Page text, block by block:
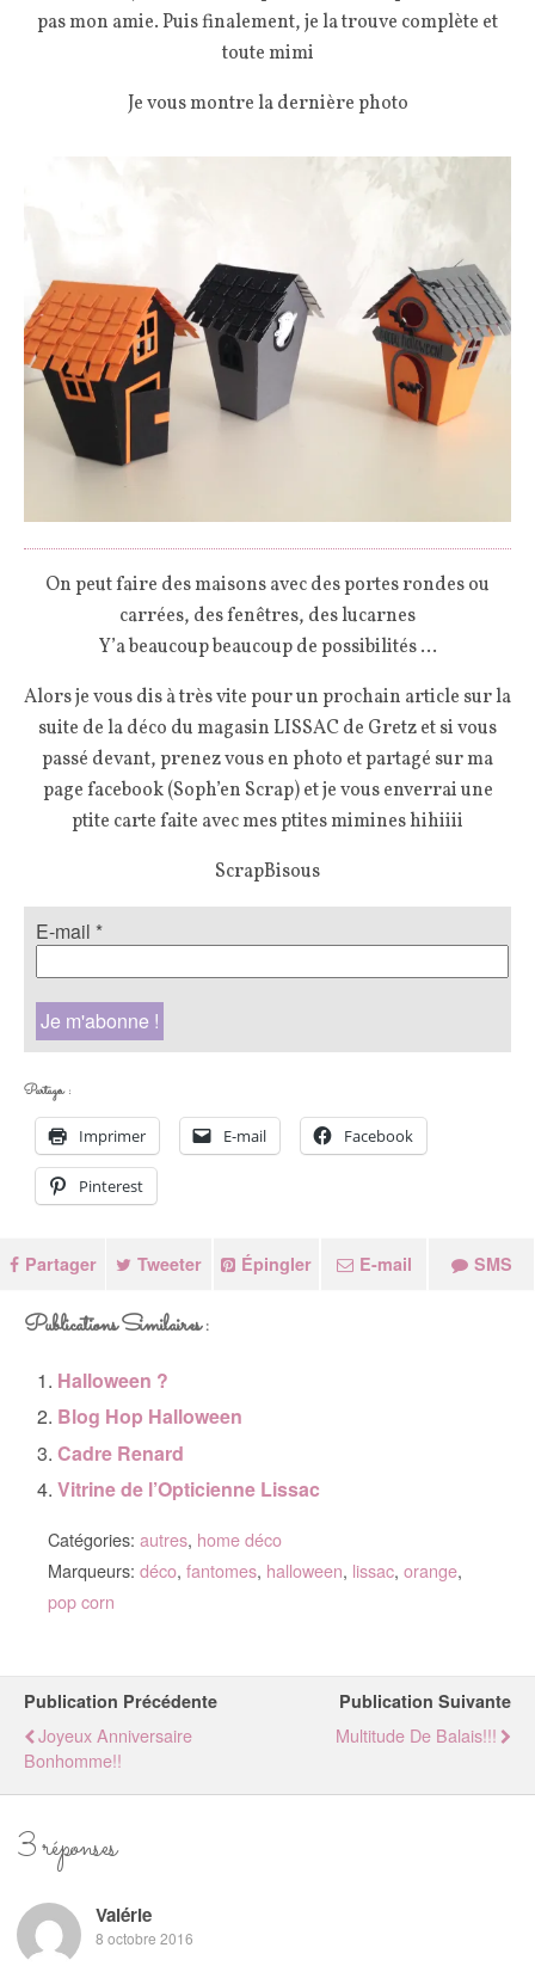
pas mon amie. Puis finalement, je la trouve complète et
toute mimi
Je vous montre la dernière photo
On peut faire des maisons avec des portes rondes ou
carrées, des fenêtres, des lucarnes
Y’a beaucoup beaucoup de possibilités …
Alors je vous dis à très vite pour un prochain article sur la
suite de la déco du magasin LISSAC de Gretz et si vous
passé devant, prenez vous en photo et partagé sur ma
page facebook (Soph’en Scrap) et je vous enverrai une
ptite carte faite avec mes ptites mimines hihiiii
ScrapBisous
E-mail *
Partager :
Imprimer E-mail Facebook
Pinterest
Partager Tweeter Épingler E-mail SMS
Publications Similaires :
Halloween ?
Blog Hop Halloween
Cadre Renard
Vitrine de l’Opticienne Lissac
Catégories: autres, home déco
Marqueurs: déco, fantomes, halloween, lissac, orange,
pop corn
Publication Précédente
Joyeux Anniversaire
Bonhomme!!
Publication Suivante
Multitude De Balais!!!
3 réponses
Valérie
8 octobre 2016